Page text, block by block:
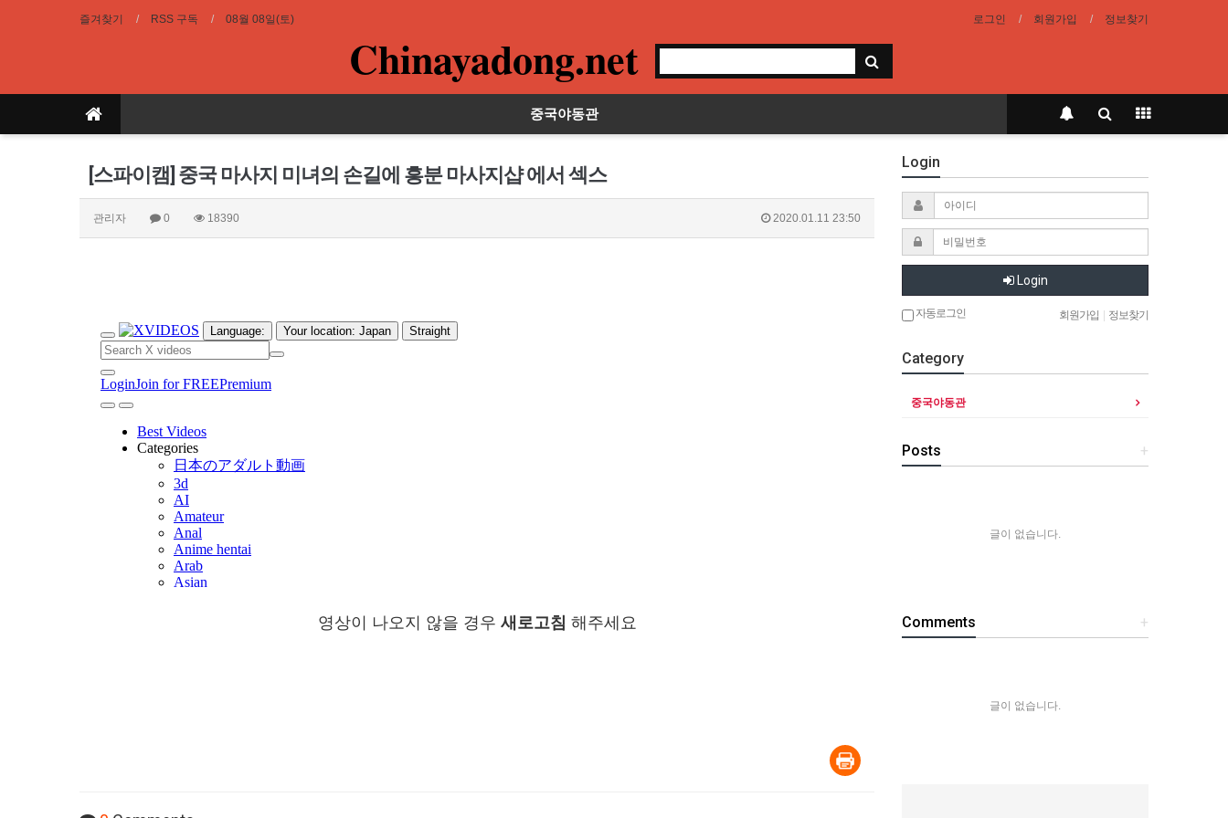
즐겨찾기 RSS 구독 08월 08일(토) 로그인 회원가입 정보찾기
Chinayadong.net
중국야동관
[스파이캠] 중국 마사지 미녀의 손길에 흥분 마사지샵 에서 섹스
관리자 0 18390 2020.01.11 23:50
영상이 나오지 않을 경우 새로고침 해주세요
Login
Login
자동로그인 회원가입 정보찾기
Category
중국야동관
+
Posts
글이 없습니다.
+
Comments
글이 없습니다.